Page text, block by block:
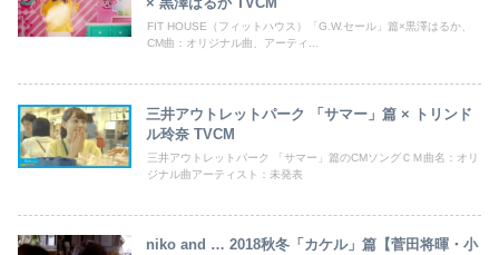
FIT HOUSE（フィットハウス）「G.W.セール」篇×黒澤はるか、
CM曲：オリジナル曲、アーティ...
三井アウトレットパーク 「サマー」篇 × トリンド
ル玲奈 TVCM
三井アウトレットパーク 「サマー」篇のCMソングＣＭ曲名：オリ
ジナル曲アーティスト：未発表
niko and … 2018秋冬「カケル」篇【菅田将暉・小